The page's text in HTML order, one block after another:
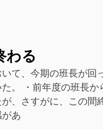
わる
て、今期の班長が回
。 ・前年度の班長か
、さすがに、この間
あ